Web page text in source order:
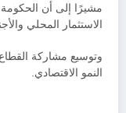
مشيرًا إلى أن الحكومة
الاستثمار المحلي
وتوسيع مشاركة
النمو الاقتصادي.